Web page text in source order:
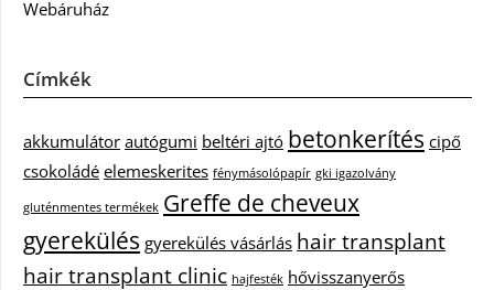
Webáruház
Címkék
akkumulátor autógumi beltéri ajtó betonkerítés cipő
csokoládé elemeskerites fénymásolópapír gki igazolvány
gluténmentes termékek Greffe de cheveux
gyerekülés gyerekülés vásárlás hair transplant
hair transplant clinic hajfesték hővisszanyerős